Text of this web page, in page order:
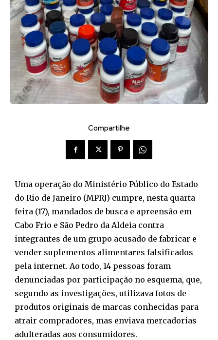
Compartilhe
Uma operação do Ministério Público do Estado
do Rio de Janeiro (MPRJ) cumpre, nesta quarta-
feira (17), mandados de busca e apreensão em
Cabo Frio e São Pedro da Aldeia contra
integrantes de um grupo acusado de fabricar e
vender suplementos alimentares falsificados
pela internet. Ao todo, 14 pessoas foram
denunciadas por participação no esquema, que,
segundo as investigações, utilizava fotos de
produtos originais de marcas conhecidas para
atrair compradores, mas enviava mercadorias
adulteradas aos consumidores.